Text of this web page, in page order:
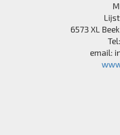
6573 XL
email: